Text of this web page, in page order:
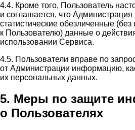
4.4. Кроме того, Пользователь
и соглашается, что Администрация
статистические обезличенные (без
к Пользователю) данные о
использовании Сервиса.
4.5. Пользователи вправе по
от Администрации информацию,
их персональных данных.
5. Меры по защите
о Пользователях